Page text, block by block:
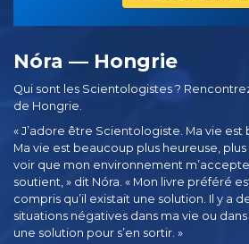
Nóra — Hongrie
Qui sont les Scientologistes ?
de Hongrie.
« J’adore être Scientologiste. Ma vie
Ma vie est beaucoup plus heureuse,
voir que mon environnement
soutient, » dit Nóra. « Mon livre préféré
compris qu’il existait une solution. Il y a
situations négatives dans ma vie ou
une solution pour s’en sortir. »